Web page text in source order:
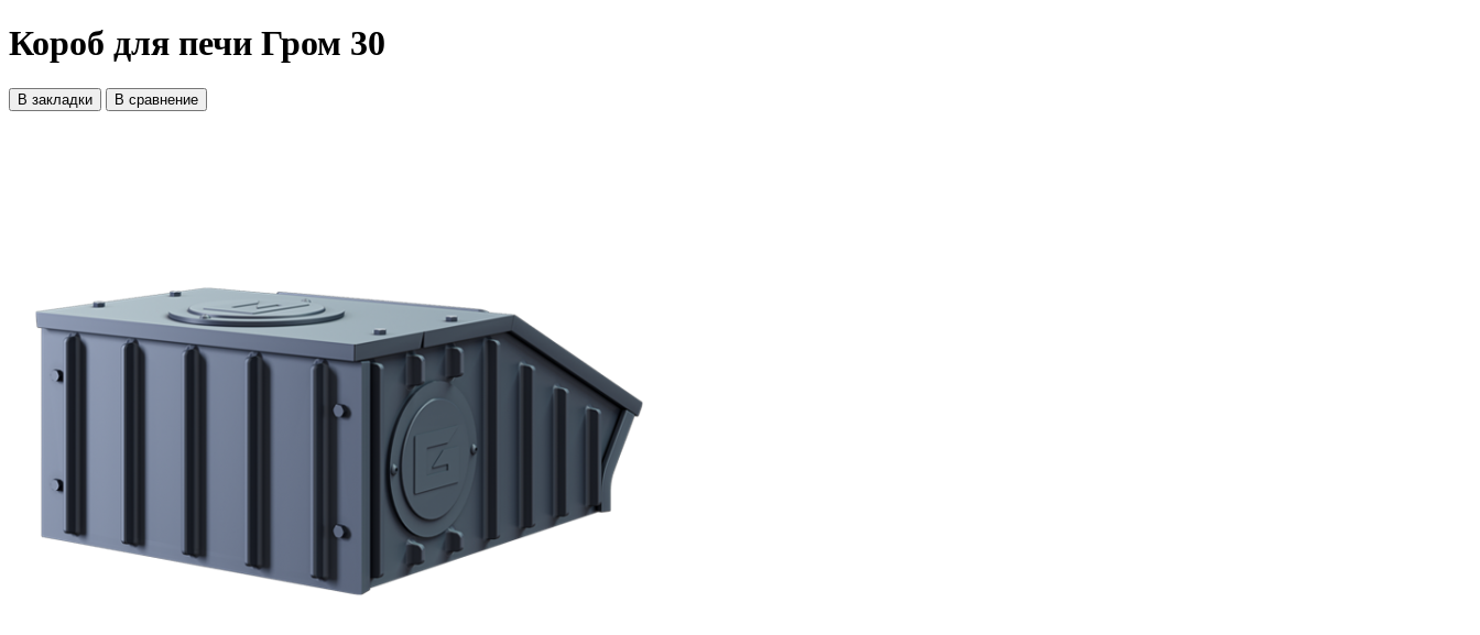
Короб для печи Гром 30
В закладки В сравнение